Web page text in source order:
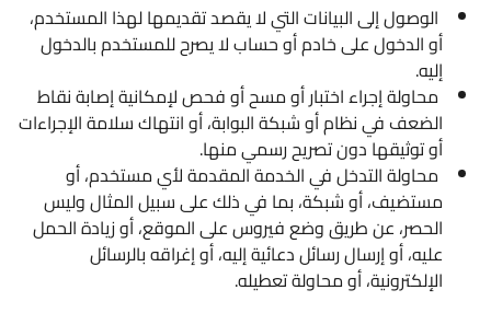
الوصول إلى البيانات التي لا يقصد تقديمها لهذا المستخدم،
أو الدخول على خادم أو حساب لا يصرح للمستخدم بالدخول
إليه.
محاولة إجراء اختبار أو مسح أو فحص لإمكانية إصابة نقاط
الضعف في نظام أو شبكة البوابة، أو انتهاك سلامة الإجراءات
أو توثيقها دون تصريح رسمي منها.
محاولة التدخل في الخدمة المقدمة لأي مستخدم، أو
مستضيف، أو شبكة، بما في ذلك على سبيل المثال وليس
الحصر، عن طريق وضع فيروس على الموقع، أو زيادة الحمل
عليه، أو إرسال رسائل دعائية إليه، أو إغراقه بالرسائل
الإلكترونية، أو محاولة تعطيله.​​​​